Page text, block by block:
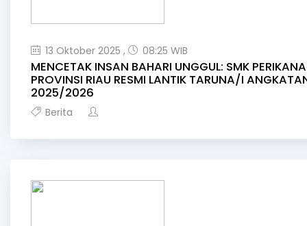
13 Oktober 2025 , 08:25 WIB
MENCETAK INSAN BAHARI UNGGUL: SMK
PROVINSI RIAU RESMI LANTIK TARUNA/I
2025/2026
Berita